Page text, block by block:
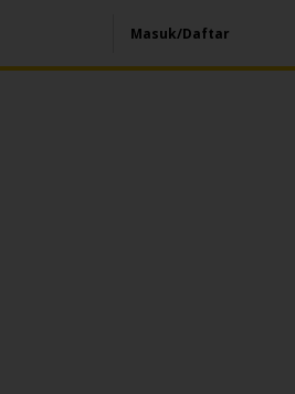
Masuk/Daftar